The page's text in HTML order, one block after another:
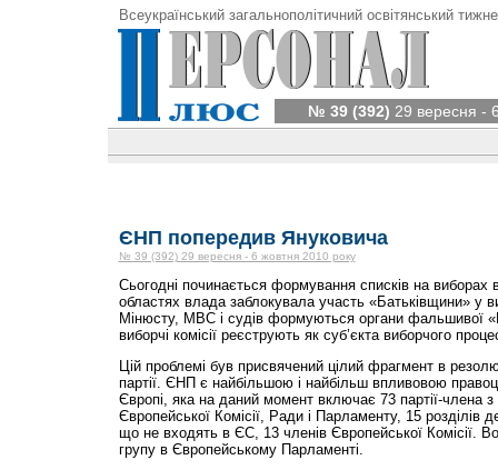
Всеукраїнський загальнополітичний освітянський
№ 39 (392) 29 вересня -
ЄНП попередив Януковича
№ 39 (392) 29 вересня - 6 жовтня 2010 року
Сьогодні починається формування списків на виборах
областях влада заблокувала участь «Батьківщини» у
Мінюсту, МВС і судів формуються органи фальшивої
виборчі комісії реєструють як суб’єкта виборчого
Цій проблемі був присвячений цілий фрагмент в
партії. ЄНП є найбільшою і найбільш впливовою
Європі, яка на даний момент включає 73 партії-члена з
Європейської Комісії, Ради і Парламенту, 15 розділів
що не входять в ЄС, 13 членів Європейської Комісії.
групу в Європейському Парламенті.